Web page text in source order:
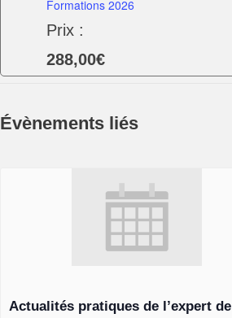
Formations 2026
Prix :
288,00€
Évènements liés
Actualités pratiques de l’expert de